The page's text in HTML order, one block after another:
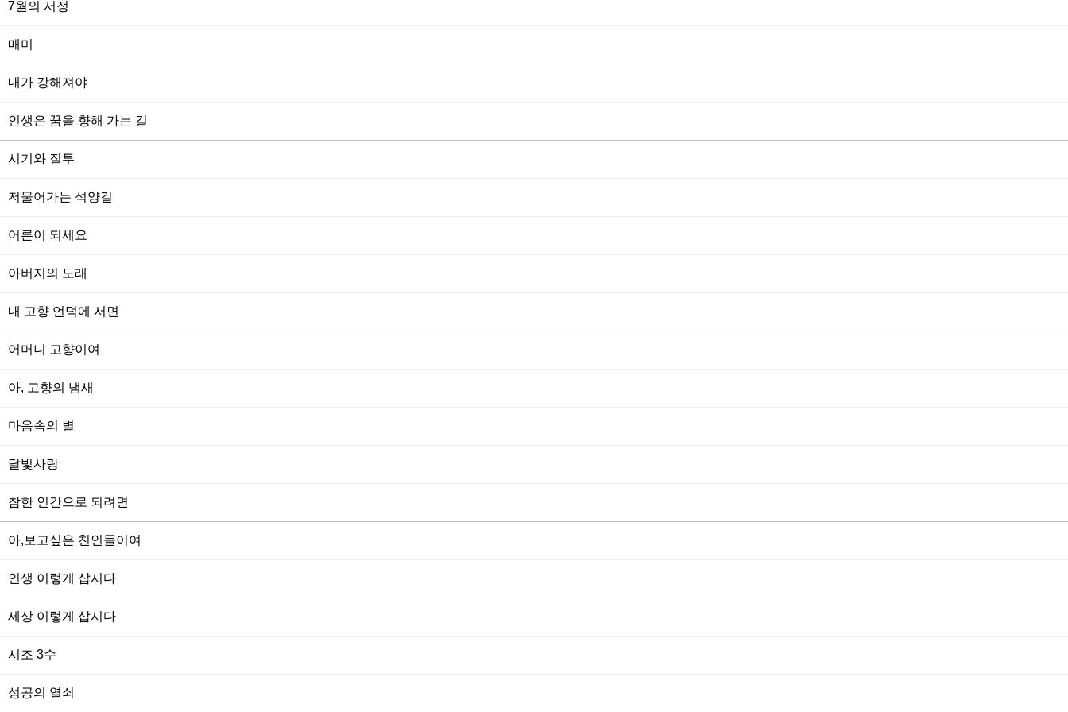
7월의 서정
매미
내가 강해져야
인생은 꿈을 향해 가는 길
시기와 질투
저물어가는 석양길
어른이 되세요
아버지의 노래
내 고향 언덕에 서면
어머니 고향이여
아, 고향의 냄새
마음속의 별
달빛사랑
참한 인간으로 되려면
아,보고싶은 친인들이여
인생 이렇게 삽시다
세상 이렇게 삽시다
시조 3수
성공의 열쇠